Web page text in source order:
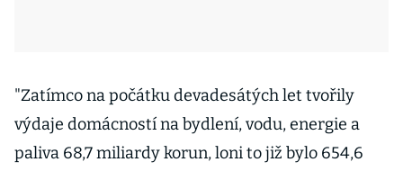
"Zatímco na počátku devadesátých let tvořily
výdaje domácností na bydlení, vodu, energie a
paliva 68,7 miliardy korun, loni to již bylo 654,6